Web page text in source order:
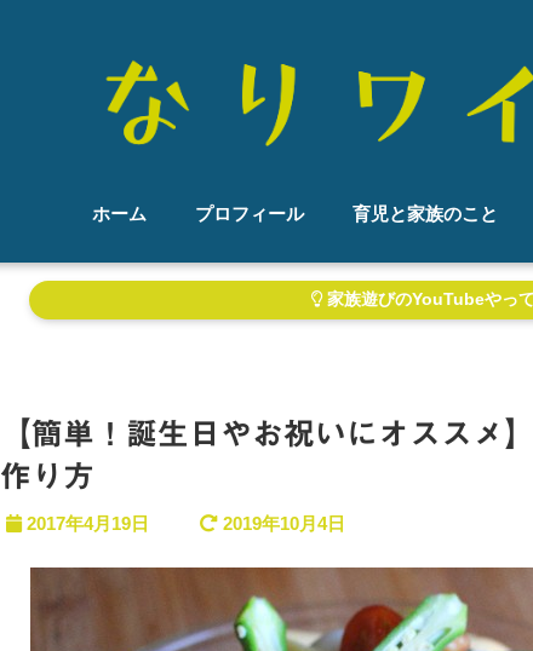
ホーム プロフィール 育児と家族のこと
家族遊びのYouTubeやって
【簡単！誕生日やお祝いにオススメ
作り方
2017年4月19日 2019年10月4日